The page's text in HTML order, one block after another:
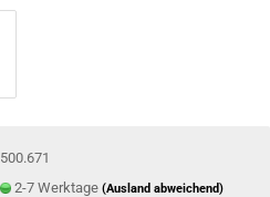
500.671
2-7 Werktage(Ausland abweichend)